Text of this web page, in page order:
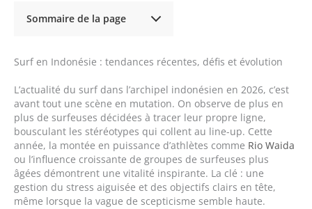
Sommaire de la page
Surf en Indonésie : tendances récentes, défis et évolution
L’actualité du surf dans l’archipel indonésien en 2026, c’est
avant tout une scène en mutation. On observe de plus en
plus de surfeuses décidées à tracer leur propre ligne,
bousculant les stéréotypes qui collent au line-up. Cette
année, la montée en puissance d’athlètes comme Rio Waida
ou l’influence croissante de groupes de surfeuses plus
âgées démontrent une vitalité inspirante. La clé : une
gestion du stress aiguisée et des objectifs clairs en tête,
même lorsque la vague de scepticisme semble haute.